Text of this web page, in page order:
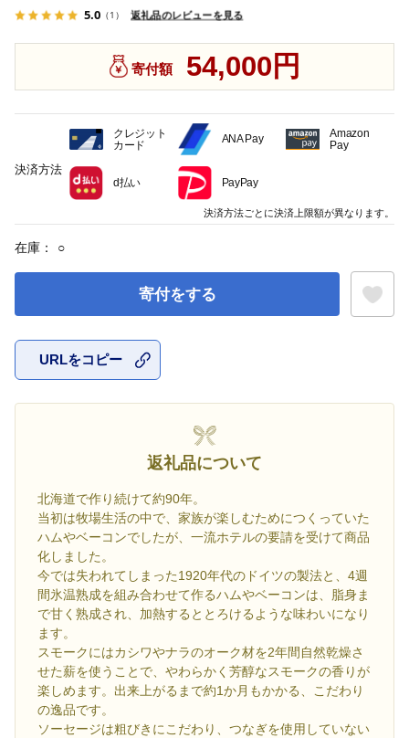
5.0 （1） 返礼品のレビューを見る
寄付額 54,000円
在庫： ○
寄付をする
URLをコピー
返礼品について
北海道で作り続けて約90年。
当初は牧場生活の中で、家族が楽しむためにつくっていた
ハムやベーコンでしたが、一流ホテルの要請を受けて商品
化しました。
今では失われてしまった1920年代のドイツの製法と、4週
間氷温熟成を組み合わせて作るハムやベーコンは、脂身ま
で甘く熟成され、加熱するととろけるような味わいになり
ます。
スモークにはカシワやナラのオーク材を2年間自然乾燥さ
せた薪を使うことで、やわらかく芳醇なスモークの香りが
楽しめます。出来上がるまで約1か月もかかる、こだわり
の逸品です。
ソーセージは粗びきにこだわり、つなぎを使用していない
決済方法
クレジット
カード
ANA Pay
Amazon
Pay
d払い PayPay
決済方法ごとに決済上限額が異なります。